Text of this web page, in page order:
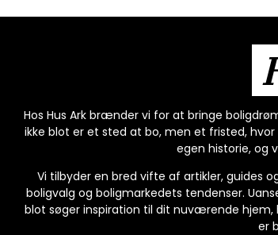
Hos Hus Ark brænder vi for at bringe
ikke blot er et sted at bo, men et fristed,
egen historie, og
Vi tilbyder en bred vifte af artikler, guides
boligvalg og boligmarkedets tendenser.
blot søger inspiration til dit nuværende hjem,
er